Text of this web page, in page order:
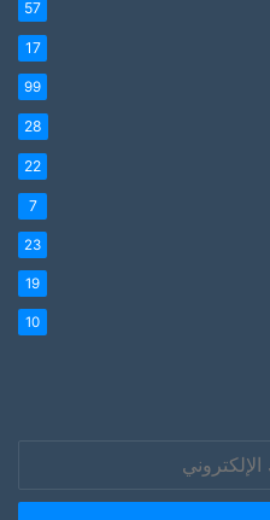
57
17
99
28
22
7
23
19
10